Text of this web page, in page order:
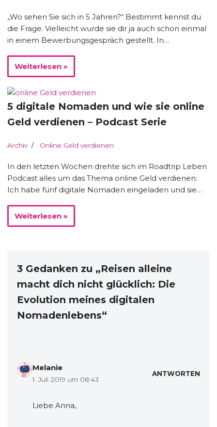
„Wo sehen Sie sich in 5 Jahren?“ Bestimmt kennst du
die Frage. Vielleicht wurde sie dir ja auch schon einmal
in einem Bewerbungsgespräch gestellt. In…
Weiterlesen »
5 digitale Nomaden und wie sie online
Geld verdienen – Podcast Serie
Archiv Online Geld verdienen
In den letzten Wochen drehte sich im Roadtrip Leben
Podcast alles um das Thema online Geld verdienen:
Ich habe fünf digitale Nomaden eingeladen und sie…
Weiterlesen »
3 Gedanken zu „Reisen alleine
macht dich nicht glücklich: Die
Evolution meines digitalen
Nomadenlebens“
Melanie
1. Juli 2019 um 08:43
ANTWORTEN
Liebe Anna,